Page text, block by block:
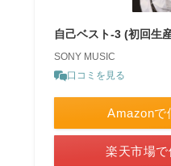
自己ベスト-3 (初回生
SONY MUSIC
口コミを見る
Amazonで
楽天市場で